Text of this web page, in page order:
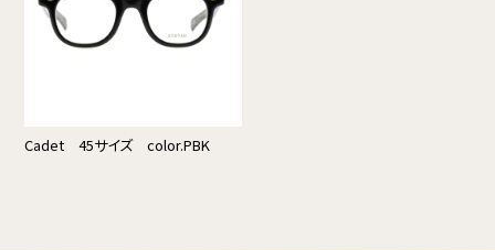
Cadet 45サイズ color.PBK